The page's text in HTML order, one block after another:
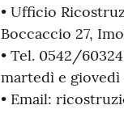
• Ufficio
Boccaccio 27,
• Tel. 0542/
martedì e giovedì
• Email: